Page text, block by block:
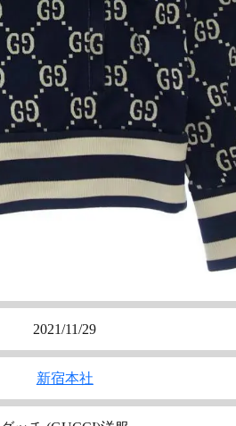
2021/11/29
新宿本社